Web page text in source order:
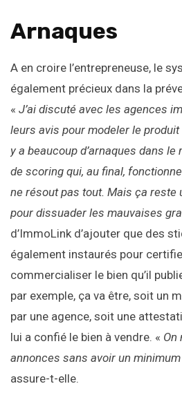
Arnaques
A en croire l’entrepreneuse, le
également précieux dans la
« J’ai discuté avec les agences
leurs avis pour modeler le produit
y a beaucoup d’arnaques dans le
de scoring qui, au final,
ne résout pas tout. Mais ça reste
pour dissuader les mauvaises
d’ImmoLink d’ajouter que des
également instaurés pour
commercialiser le bien qu’il
par exemple, ça va être, soit un
par une agence, soit une
lui a confié le bien à vendre. « On
annonces sans avoir un
assure-t-elle.